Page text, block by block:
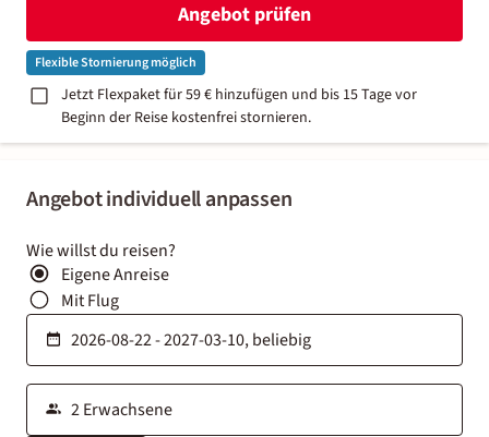
Angebot individuell anpassen
Wie willst du reisen?
Eigene Anreise
Mit Flug
Angebot prüfen
Flexible Stornierung möglich
Jetzt Flexpaket für 59 € hinzufügen und bis 15 Tage vor
Beginn der Reise kostenfrei stornieren.